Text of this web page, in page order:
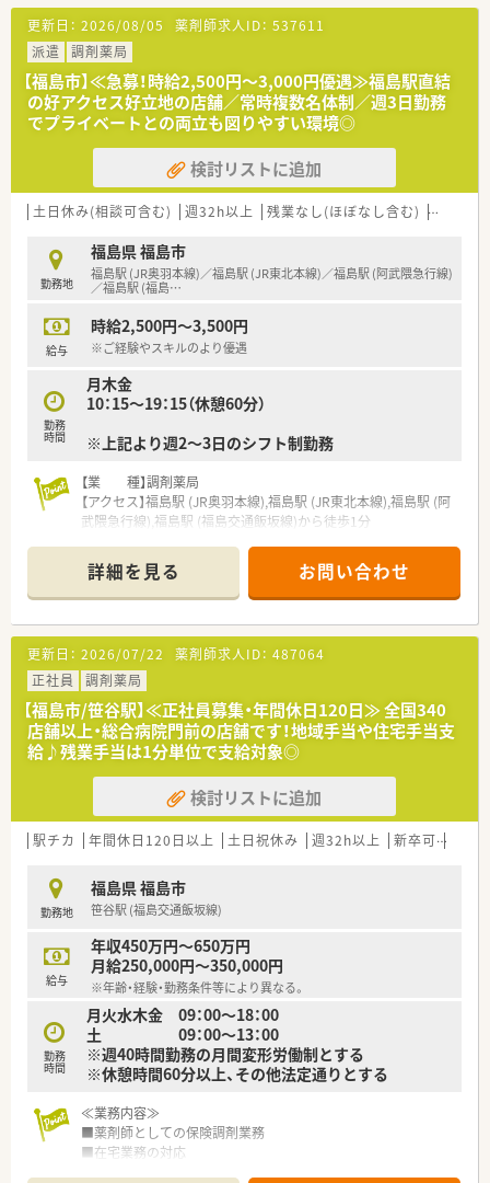
【法人特徴について】
■福島県内に17店舗を展開する地域密着型の薬局グループで、
クリニック門前を中心に展開しています。
■ドクター誘致や新規開局に積極的であり、今後も継続的な発展
を見据えた経営を行っている企業です。
■中途採用が主軸であり、店舗間の応援体制も整備されているた
め、休暇を取得しやすい環境です。
【こんな方にオススメ】
■地元である福島県での就業を希望され、地域医療へ貢献したい
方に大変おすすめでございます。
積みたい方に適しています。
■ヘルプ体制が充実しているため、仕事とプライベートを両立し
たいとお考えの方に最適です。
更新日： 2026/08/05 薬剤師求人ID： 537611
派遣
調剤薬局
【福島市】≪急募！時給2,500円～3,000円優遇≫福島駅直結
の好アクセス好立地の店舗／常時複数名体制／週3日勤務
でプライベートとの両立も図りやすい環境◎
検討リストに追加
土日休み(相談可含む) 週32h以上 残業なし(ほぼなし含む) 車通勤可
勤務地
福島県 福島市
福島駅 (JR奥羽本線)／福島駅 (JR東北本線)／福島駅 (阿武隈急行線)
／福島駅 (福島…
給与
時給2,500円～3,500円
※ご経験やスキルのより優遇
勤務
時間
月木金
10：15～19：15（休憩60分）
※上記より週2～3日のシフト制勤務
【業 種】調剤薬局
【アクセス】福島駅 (JR奥羽本線),福島駅 (JR東北本線),福島駅 (阿
武隈急行線),福島駅 (福島交通飯坂線)から徒歩1分
【想定時給】2,500～3,500円
【勤務時間】
月木金
10：15～19：15（休憩60分）
※上記より週2～3日のシフト制勤務
【応需科目】心療内科
【応需枚数】1900～2000枚/月 90枚/日
【人員体制】
薬剤師 常勤1名 パート1名 応援1名 常時2名
事務 3名
********************************
＼手厚いサポートが魅力のファルマスタッフ／
■万全のサポート体制：2名体制で担当がつきしっかりサポート！
償責任保険
■充実の休暇制度：有給休暇(6ヶ月以上勤務)、夏季休暇、慶弔休
暇など
ご希望条件に合わせて求人をお探しします！
まずはお気軽にお問い合わせください。
詳細を見る お問い合わせ
更新日： 2026/07/22 薬剤師求人ID： 487064
正社員
調剤薬局
【福島市/笹谷駅】≪正社員募集・年間休日120日≫ 全国340
店舗以上・総合病院門前の店舗です！地域手当や住宅手当支
給♪残業手当は1分単位で支給対象◎
検討リストに追加
駅チカ 年間休日120日以上 土日祝休み 週32h以上 新卒可
勤務地
福島県 福島市
笹谷駅 (福島交通飯坂線)
給与
年収450万円～650万円
月給250,000円～350,000円
※年齢・経験・勤務条件等により異なる。
勤務
時間
月火水木金 09：00～18：00
土 09：00～13：00
※週40時間勤務の月間変形労働制とする
※休憩時間60分以上、その他法定通りとする
≪業務内容≫
■薬剤師としての保険調剤業務
■在宅業務の対応